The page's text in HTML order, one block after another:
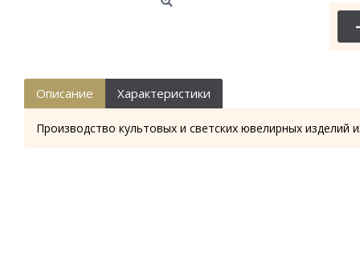
-
Описание Характеристики
Производство культовых и светских ювелирных изделий